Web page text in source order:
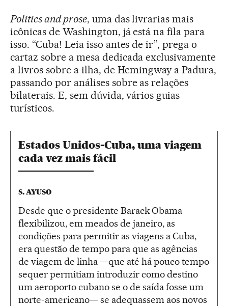
Politics and prose, uma das livrarias mais
icônicas de Washington, já está na fila para
isso. “Cuba! Leia isso antes de ir”, prega o
cartaz sobre a mesa dedicada exclusivamente
a livros sobre a ilha, de Hemingway a Padura,
passando por análises sobre as relações
bilaterais. E, sem dúvida, vários guias
turísticos.
Estados Unidos-Cuba, uma viagem
cada vez mais fácil
S. AYUSO
Desde que o presidente Barack Obama
flexibilizou, em meados de janeiro, as
condições para permitir as viagens a Cuba,
era questão de tempo para que as agências
de viagem de linha —que até há pouco tempo
sequer permitiam introduzir como destino
um aeroporto cubano se o de saída fosse um
norte-americano— se adequassem aos novos